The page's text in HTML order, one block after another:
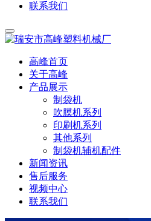
联系我们
高峰首页
关于高峰
产品展示
制袋机
吹膜机系列
印刷机系列
其他系列
制袋机辅机配件
新闻资讯
售后服务
视频中心
联系我们